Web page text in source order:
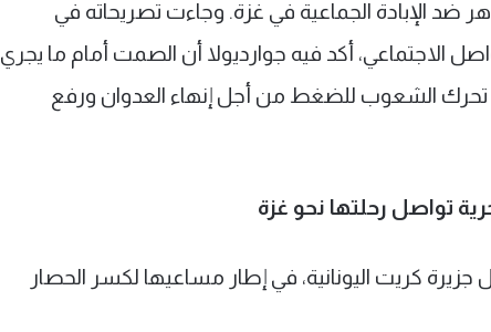
ضد الإبادة الجماعية في غزة. وجاءت تصريحاته في
الاجتماعي، أكد فيه جوارديولا أن الصمت أمام ما يجري
تحرك الشعوب للضغط من أجل إنهاء العدوان ورفع
تواصل رحلتها نحو غزة
جزيرة كريت اليونانية، في إطار مساعيها لكسر الحصار